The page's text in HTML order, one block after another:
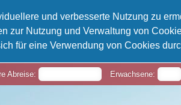
und verbesserte Nutzung zu
zur Nutzung und Verwaltung von
für eine Verwendung von Cookies
Abreise: Erwachsene: